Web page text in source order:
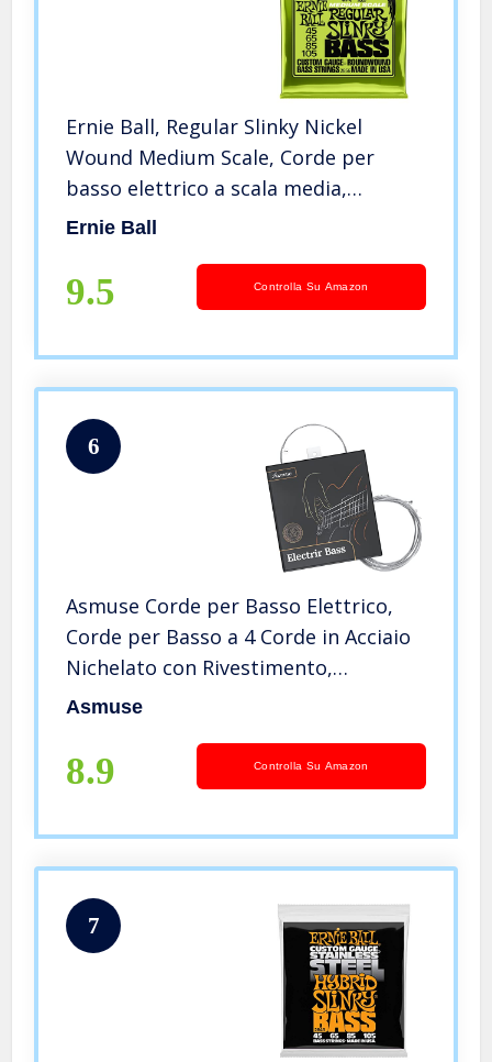
Ernie Ball, Regular Slinky Nickel
Wound Medium Scale, Corde per
basso elettrico a scala media,
diametro 45-105
Ernie Ball
9.5 Controlla Su Amazon
6
Asmuse Corde per Basso Elettrico,
Corde per Basso a 4 Corde in Acciaio
Nichelato con Rivestimento,
ScalaLunga,Leggera/Media (.045-.105)
Asmuse
8.9 Controlla Su Amazon
7